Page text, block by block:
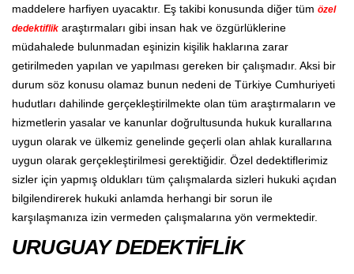
maddelere harfiyen uyacaktır. Eş takibi konusunda diğer tüm özel
dedektiflik araştırmaları gibi insan hak ve özgürlüklerine
müdahalede bulunmadan eşinizin kişilik haklarına zarar
getirilmeden yapılan ve yapılması gereken bir çalışmadır. Aksi bir
durum söz konusu olamaz bunun nedeni de Türkiye Cumhuriyeti
hudutları dahilinde gerçekleştirilmekte olan tüm araştırmaların ve
hizmetlerin yasalar ve kanunlar doğrultusunda hukuk kurallarına
uygun olarak ve ülkemiz genelinde geçerli olan ahlak kurallarına
uygun olarak gerçekleştirilmesi gerektiğidir. Özel dedektiflerimiz
sizler için yapmış oldukları tüm çalışmalarda sizleri hukuki açıdan
bilgilendirerek hukuki anlamda herhangi bir sorun ile
karşılaşmanıza izin vermeden çalışmalarına yön vermektedir.
URUGUAY DEDEKTİFLİK